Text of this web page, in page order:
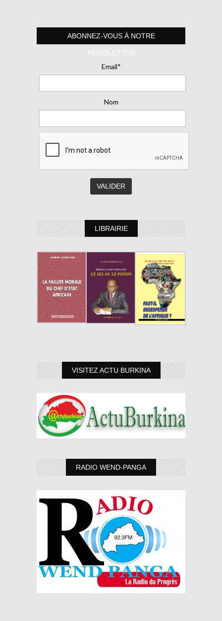
ABONNEZ-VOUS À NOTRE
NEWSLETTER
Email*
Nom
LIBRAIRIE
VISITEZ ACTU BURKINA
RADIO WEND-PANGA